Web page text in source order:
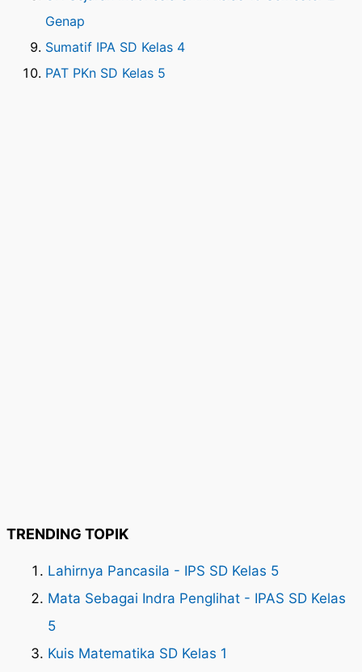
Genap
Sumatif IPA SD Kelas 4
PAT PKn SD Kelas 5
TRENDING TOPIK
Lahirnya Pancasila - IPS SD Kelas 5
Mata Sebagai Indra Penglihat - IPAS SD Kelas
5
Kuis Matematika SD Kelas 1